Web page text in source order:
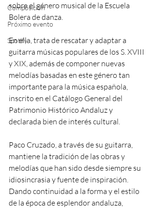
Composición
Próximo evento
Spotify
sobre el género musical de la Escuela
Bolera de danza.
En ella, trata de rescatar y adaptar a
guitarra músicas populares de los S. XVIII
y XIX, además de componer nuevas
melodías basadas en este género tan
importante para la música española,
inscrito en el Catálogo General del
Patrimonio Histórico Andaluz y
declarada bien de interés cultural.
Paco Cruzado, a través de su guitarra,
mantiene la tradición de las obras y
melodías que han sido desde siempre su
idiosincrasia y fuente de inspiración.
Dando continuidad a la forma y el estilo
de la época de esplendor andaluza,